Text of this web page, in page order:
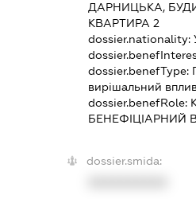
ДАРНИЦЬКА,
КВАРТИРА 2
dossier.nationality:
dossier.benefType:
вирішальний
dossier.benefRole:
БЕНЕФІЦІАРНИЙ
dossier.smida: